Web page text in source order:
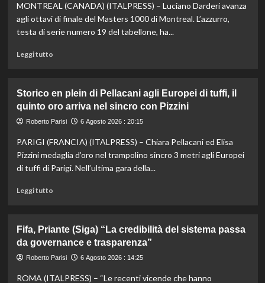
MONTREAL (CANADA) (ITALPRESS) – Luciano Darderi avanza
agli ottavi di finale del Masters 1000 di Montreal. L’azzurro,
testa di serie numero 19 del tabellone, ha...
Leggi tuttoLeggi
Darderi
agli
ottavi
Masters
1000
di
set
Storico en plein di Pellacani agli Europei di tuffi, il
quinto oro arriva nel sincro con Pizzini
Roberto Parisi 6 Agosto 2026 : 20:15
PARIGI (FRANCIA) (ITALPRESS) – Chiara Pellacani ed Elisa
Pizzini medaglia d’oro nel trampolino sincro 3 metri agli Europei
di tuffi di Parigi. Nell’ultima gara della...
Leggi tuttoLeggi
Storico
en
plein
Pellacani
Fifa, Priante (Siga) “La credibilità del sistema passa
da governance e trasparenza”
Roberto Parisi 6 Agosto 2026 : 14:25
ROMA (ITALPRESS) – “Le recenti vicende che hanno